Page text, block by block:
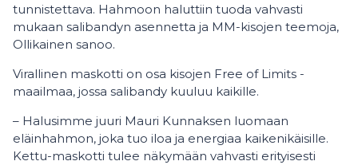
tunnistettava. Hahmoon haluttiin tuoda vahvasti
mukaan salibandyn asennetta ja MM-kisojen teemoja,
Ollikainen sanoo.
Virallinen maskotti on osa kisojen Free of Limits -
maailmaa, jossa salibandy kuuluu kaikille.
– Halusimme juuri Mauri Kunnaksen luomaan
eläinhahmon, joka tuo iloa ja energiaa kaikenikäisille.
Kettu-maskotti tulee näkymään vahvasti erityisesti